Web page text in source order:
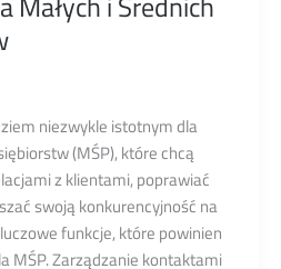
niezwykle istotnym dla
(MŚP), które chcą
z klientami, poprawiać
swoją konkurencyjność na
funkcje, które powinien
MŚP. Zarządzanie kontaktami